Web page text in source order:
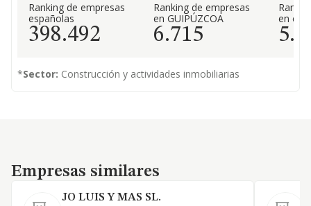
Ranking de empresas
españolas
398.492
Ranking de empresas
en GUIPÚZCOA
6.715
en el
*Sector: Construcción y actividades inmobiliarias
Empresas similares
Empresas similares
JO LUIS Y MAS SL.